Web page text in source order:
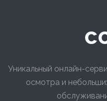
Уникальный онлайн-
осмотра и